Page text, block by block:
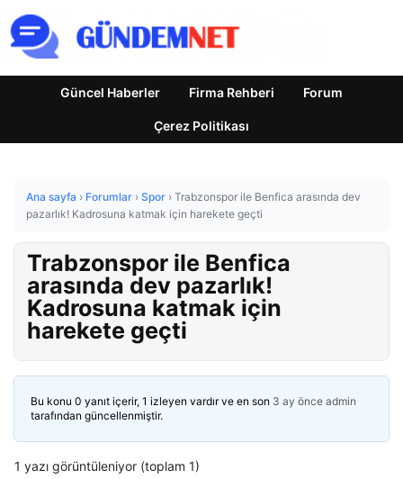
Güncel Haberler Firma Rehberi Forum
Çerez Politikası
Ana sayfa › Forumlar › Spor › Trabzonspor ile Benfica arasında dev
pazarlık! Kadrosuna katmak için harekete geçti
Trabzonspor ile Benfica
arasında dev pazarlık!
Kadrosuna katmak için
harekete geçti
Bu konu 0 yanıt içerir, 1 izleyen vardır ve en son 3 ay önce admin
tarafından güncellenmiştir.
1 yazı görüntüleniyor (toplam 1)